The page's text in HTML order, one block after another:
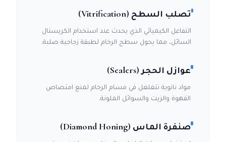
تصلب السطح (Vitrification)
التفاعل الكيميائي الذي يحدث عند استخدام الكريستال
السائل، مما يحول سطح الرخام لطبقة زجاجية صلبة.
عوازل الحجر (Sealers)
مواد نانوية تتغلغل في مسام الرخام لمنع امتصاص
القهوة والزيت والسوائل الملونة.
صنفرة الماس (Diamond Honing)